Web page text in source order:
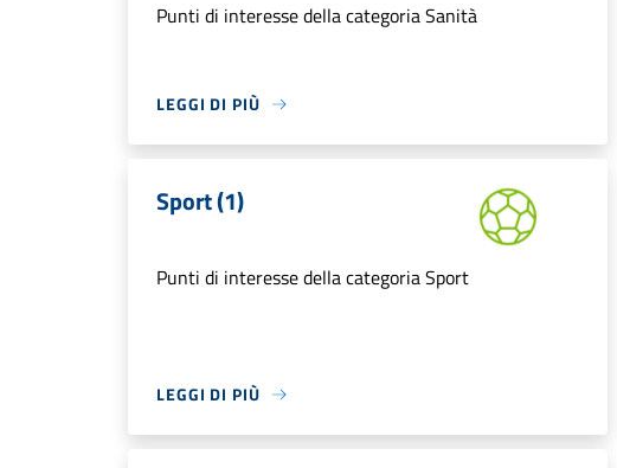
Punti di interesse della categoria Sanità
LEGGI DI PIÙ
Sport (1)
Punti di interesse della categoria Sport
LEGGI DI PIÙ